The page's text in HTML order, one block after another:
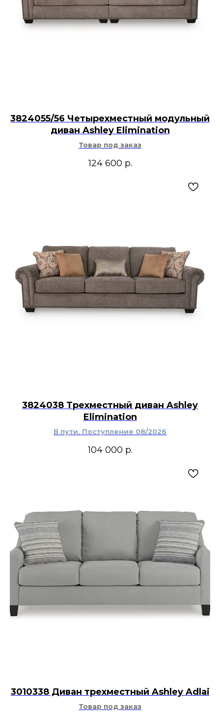
3824055/56 Четырехместный модульный
диван Ashley Elimination
Товар под заказ
124 600 р.
3824038 Трехместный диван Ashley
Elimination
В пути. Поступление 08/2026
104 000 р.
3010338 Диван трехместный Ashley Adlai
Товар под заказ